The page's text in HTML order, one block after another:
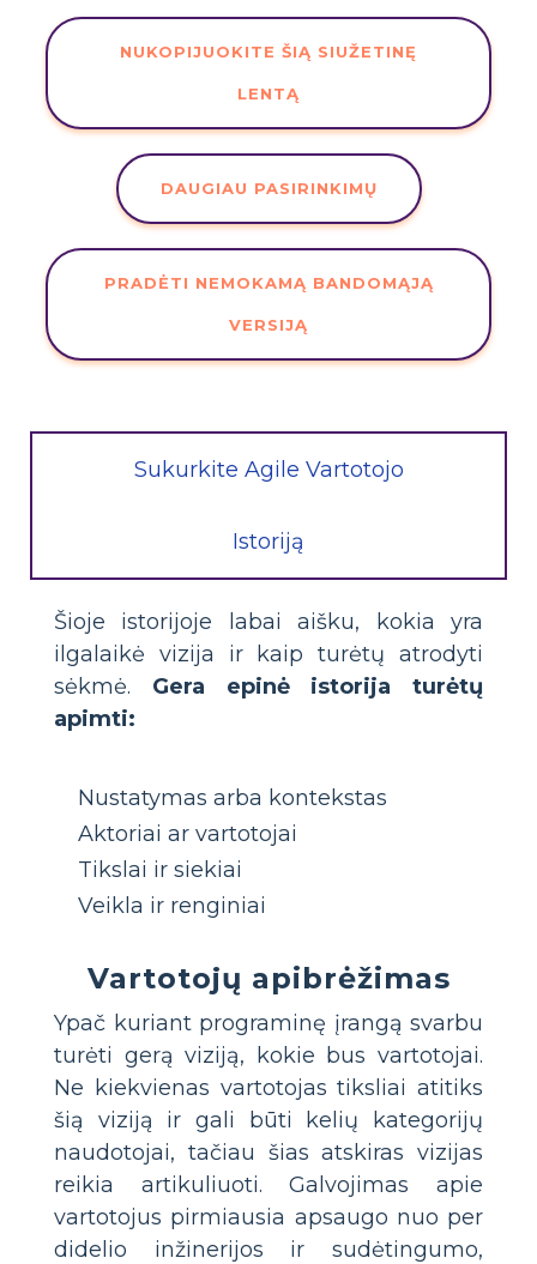
NUKOPIJUOKITE ŠIĄ SIUŽETINĘ
LENTĄ
DAUGIAU PASIRINKIMŲ
PRADĖTI NEMOKAMĄ BANDOMĄJĄ
VERSIJĄ
Sukurkite Agile Vartotojo
Istoriją
Šioje istorijoje labai aišku, kokia yra
ilgalaikė vizija ir kaip turėtų atrodyti
sėkmė. Gera epinė istorija turėtų
apimti:
Nustatymas arba kontekstas
Aktoriai ar vartotojai
Tikslai ir siekiai
Veikla ir renginiai
Vartotojų apibrėžimas
Ypač kuriant programinę įrangą svarbu
turėti gerą viziją, kokie bus vartotojai.
Ne kiekvienas vartotojas tiksliai atitiks
šią viziją ir gali būti kelių kategorijų
naudotojai, tačiau šias atskiras vizijas
reikia artikuliuoti. Galvojimas apie
vartotojus pirmiausia apsaugo nuo per
didelio inžinerijos ir sudėtingumo,